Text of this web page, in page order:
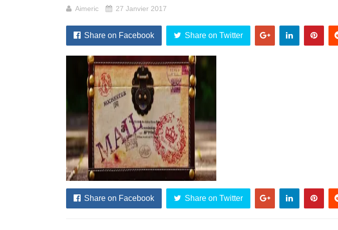
Aimeric 27 Janvier 2017
Share on Facebook Share on Twitter
Share on Facebook Share on Twitter